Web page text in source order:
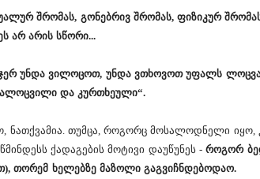
შრომას, გონებრივ შრომას, ფიზიკურ
არ არის სწორი...
უნდა ვილოცოთ, უნდა ვთხოვოთ უფალს
და კურთხეული“.
ნათქვამია. თუმცა, როგორც მოსალოდნელი იყო,
ქადაგების მოტივი დაუწუნეს -როგორ
თორემ ხელებზე მაზოლი გაგვიჩნდებოდაო.